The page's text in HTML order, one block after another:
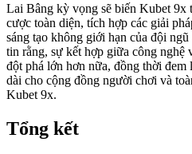
Lai Bâng kỳ vọng sẽ biến Kubet 9x
cược toàn diện, tích hợp các giải
sáng tạo không giới hạn của đội
tin rằng, sự kết hợp giữa công nghệ
đột phá lớn hơn nữa, đồng thời
dài cho cộng đồng người chơi và
Kubet 9x.
Tổng kết